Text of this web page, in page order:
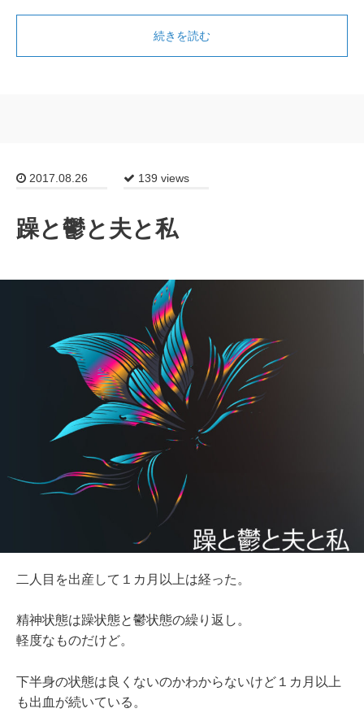
続きを読む
2017.08.26 139 views
躁と鬱と夫と私
二人目を出産して１カ月以上は経った。
精神状態は躁状態と鬱状態の繰り返し。
軽度なものだけど。
下半身の状態は良くないのかわからないけど１カ月以上
も出血が続いている。